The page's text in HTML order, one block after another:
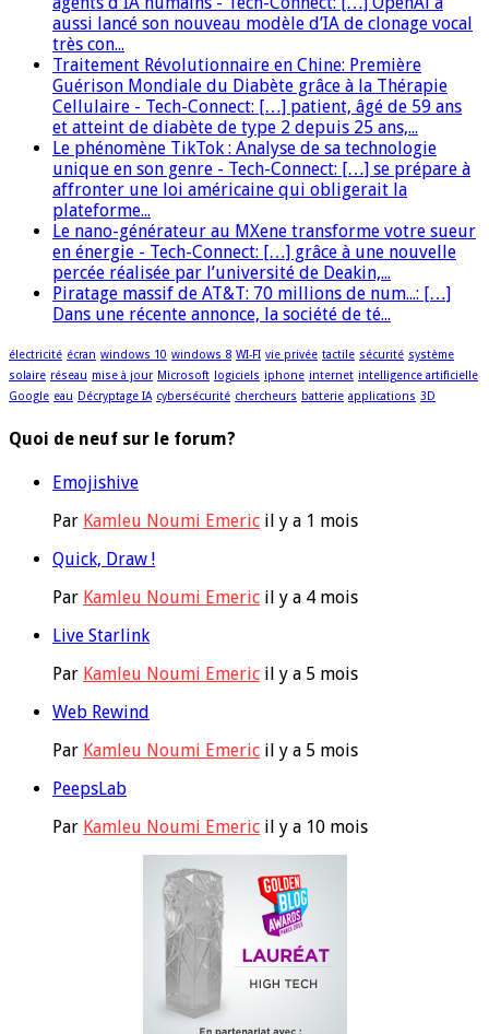
aussi lancé son nouveau modèle d’IA de clonage vocal
très con...
Traitement Révolutionnaire en Chine: Première
Guérison Mondiale du Diabète grâce à la Thérapie
Cellulaire - Tech-Connect: […] patient, âgé de 59 ans
et atteint de diabète de type 2 depuis 25 ans,...
Le phénomène TikTok : Analyse de sa technologie
unique en son genre - Tech-Connect: […] se prépare à
affronter une loi américaine qui obligerait la
plateforme...
Le nano-générateur au MXene transforme votre sueur
en énergie - Tech-Connect: […] grâce à une nouvelle
percée réalisée par l’université de Deakin,...
Piratage massif de AT&T: 70 millions de num...: […]
Dans une récente annonce, la société de té...
électricité écran windows 10 windows 8 WI-FI vie privée tactile sécurité système
solaire réseau mise à jour Microsoft logiciels iphone internet intelligence artificielle
Google eau Décryptage IA cybersécurité chercheurs batterie applications 3D
Quoi de neuf sur le forum?
Emojishive
Par Kamleu Noumi Emeric il y a 1 mois
Quick, Draw !
Par Kamleu Noumi Emeric il y a 4 mois
Live Starlink
Par Kamleu Noumi Emeric il y a 5 mois
Web Rewind
Par Kamleu Noumi Emeric il y a 5 mois
PeepsLab
Par Kamleu Noumi Emeric il y a 10 mois